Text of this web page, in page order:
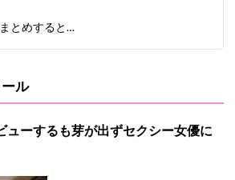
とめすると…
ル
ューするも芽が出ずセクシー女優に